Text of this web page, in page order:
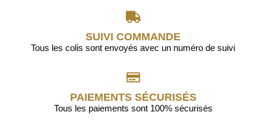
SUIVI COMMANDE
Tous les colis sont envoyés avec un numéro de suivi
PAIEMENTS SÉCURISÉS
Tous les paiements sont 100% sécurisés